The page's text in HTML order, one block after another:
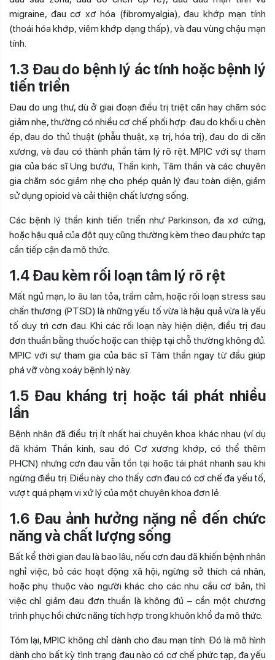
migraine, đau cơ xơ hóa (fibromyalgia), đau khớp mạn tính
(thoái hóa khớp, viêm khớp dạng thấp), và đau vùng chậu mạn
tính.
1.3 Đau do bệnh lý ác tính hoặc bệnh lý
tiến triển
Đau do ung thư, dù ở giai đoạn điều trị triệt căn hay chăm sóc
giảm nhẹ, thường có nhiều cơ chế phối hợp: đau do khối u chèn
ép, đau do thủ thuật (phẫu thuật, xạ trị, hóa trị), đau do di căn
xương, và đau có thành phần tâm lý rõ rệt. MPIC với sự tham
gia của bác sĩ Ung bướu, Thần kinh, Tâm thần và các chuyên
gia chăm sóc giảm nhẹ cho phép quản lý đau toàn diện, giảm
sử dụng opioid và cải thiện chất lượng sống.
Các bệnh lý thần kinh tiến triển như Parkinson, đa xơ cứng,
hoặc hậu quả của đột quỵ cũng thường kèm theo đau phức tạp
cần tiếp cận đa mô thức.
1.4 Đau kèm rối loạn tâm lý rõ rệt
Mất ngủ mạn, lo âu lan tỏa, trầm cảm, hoặc rối loạn stress sau
chấn thương (PTSD) là những yếu tố vừa là hậu quả vừa là yếu
tố duy trì cơn đau. Khi các rối loạn này hiện diện, điều trị đau
đơn thuần bằng thuốc hoặc can thiệp tại chỗ thường không đủ.
MPIC với sự tham gia của bác sĩ Tâm thần ngay từ đầu giúp
phá vỡ vòng xoáy bệnh lý này.
1.5 Đau kháng trị hoặc tái phát nhiều
lần
Bệnh nhân đã điều trị ít nhất hai chuyên khoa khác nhau (ví dụ
đã khám Thần kinh, sau đó Cơ xương khớp, có thể thêm
PHCN) nhưng cơn đau vẫn tồn tại hoặc tái phát nhanh sau khi
ngừng điều trị. Điều này cho thấy cơn đau có cơ chế đa yếu tố,
vượt quá phạm vi xử lý của một chuyên khoa đơn lẻ.
1.6 Đau ảnh hưởng nặng nề đến chức
năng và chất lượng sống
Bất kể thời gian đau là bao lâu, nếu cơn đau đã khiến bệnh nhân
nghỉ việc, bỏ các hoạt động xã hội, ngừng sở thích cá nhân,
hoặc phụ thuộc vào người khác cho các nhu cầu cơ bản, thì
việc chỉ giảm đau đơn thuần là không đủ – cần một chương
trình phục hồi chức năng tích hợp trong khuôn khổ đa mô thức.
Tóm lại, MPIC không chỉ dành cho đau mạn tính. Đó là mô hình
dành cho bất kỳ tình trạng đau nào có cơ chế phức tạp, đa yếu